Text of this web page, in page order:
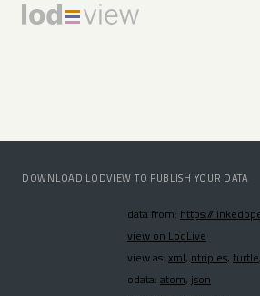
DOWNLOAD LODVIEW TO PUBLISH YOUR DATA
data from: https://
view on LodLive
view as: xml, ntriples, turtle,
odata: atom, json